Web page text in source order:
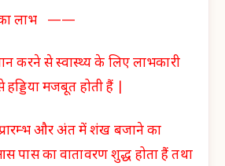
का लाभ ——
करने से स्वास्थ्य के लिए लाभकारी
मजबूत होती हैं |
और अंत में शंख बजाने का
पास का वातावरण शुद्ध होता हैं तथा